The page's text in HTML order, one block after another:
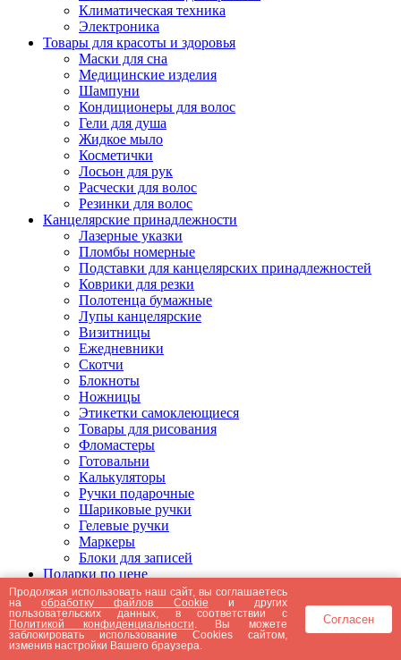
Климатическая техника
Электроника
Товары для красоты и здоровья
Маски для сна
Медицинские изделия
Шампуни
Кондиционеры для волос
Гели для душа
Жидкое мыло
Косметички
Лосьон для рук
Расчески для волос
Резинки для волос
Канцелярские принадлежности
Лазерные указки
Пломбы номерные
Подставки для канцелярских принадлежностей
Коврики для резки
Полотенца бумажные
Лупы канцелярские
Визитницы
Ежедневники
Скотчи
Блокноты
Ножницы
Этикетки самоклеющиеся
Товары для рисования
Фломастеры
Готовальни
Калькуляторы
Ручки подарочные
Шариковые ручки
Гелевые ручки
Маркеры
Блоки для записей
Подарки по цене
Подарки от 5000 рублей
Подарки до 5000 рублей
Подарки до 3000 рублей
Подарки до 2000 рублей
Подарки до 1000 рублей
Продолжая использовать наш сайт, вы соглашаетесь
наобработку файлов Cookie и других
пользовательских данных, в соответствии с
Политикой конфиденциальности . Вы можете
заблокировать использование Cookies сайтом,
изменив настройки Вашего браузера.
Согласен